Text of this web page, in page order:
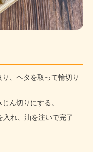
、ヘタを取って輪切り
ん切りにする。
れ、油を注いで完了